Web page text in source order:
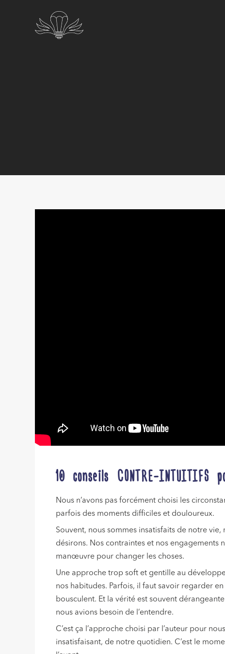
10 conseils CONTRE-INTUITIFS
Nous n’avons pas forcément choisi les
parfois des moments difficiles et douloureux.
Souvent, nous sommes insatisfaits de notre vie,
désirons. Nos contraintes et nos engagements
manœuvre pour changer les choses.
Une approche trop soft et gentille au
nos habitudes. Parfois, il faut savoir regarder
bousculent. Et la vérité est souvent
nous avions besoin de l’entendre.
C’est ça l’approche choisi par l’auteur pour
insatisfaisant, de notre quotidien. C’est le